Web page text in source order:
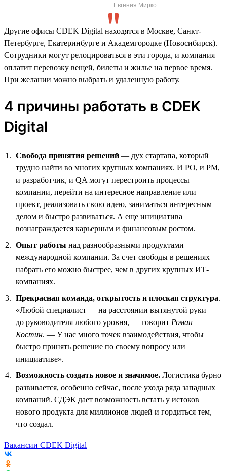
Евгения Мирко
Другие офисы CDEK Digital находятся в Москве, Санкт-
Петербурге, Екатеринбурге и Академгородке (Новосибирск).
Сотрудники могут релоцироваться в эти города, и компания
оплатит перевозку вещей, билеты и жилье на первое время.
При желании можно выбрать и удаленную работу.
4 причины работать в CDEK
Digital
Свобода принятия решений — дух стартапа, который
трудно найти во многих крупных компаниях. И PO, и PM,
и разработчик, и QA могут перестроить процессы
компании, перейти на интересное направление или
проект, реализовать свою идею, заниматься интересным
делом и быстро развиваться. А еще инициатива
вознаграждается карьерным и финансовым ростом.
Опыт работы над разнообразными продуктами
международной компании. За счет свободы в решениях
набрать его можно быстрее, чем в других крупных ИТ-
компаниях.
Прекрасная команда, открытость и плоская структура.
«Любой специалист — на расстоянии вытянутой руки
до руководителя любого уровня, — говорит Роман
Костин. — У нас много точек взаимодействия, чтобы
быстро принять решение по своему вопросу или
инициативе».
Возможность создать новое и значимое. Логистика бурно
развивается, особенно сейчас, после ухода ряда западных
компаний. СДЭК дает возможность встать у истоков
нового продукта для миллионов людей и гордиться тем,
что создал.
Вакансии CDEK Digital